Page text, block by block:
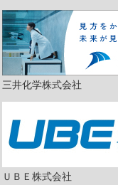
三井化学株式会社
ＵＢＥ株式会社